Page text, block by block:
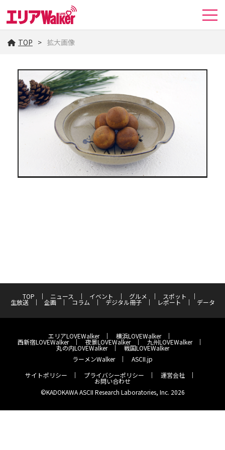
TOP 拡大画像
TOP ニュース イベント グルメ スポット
生放送 企画 コラム デジタル冊子 レポート データ
エリアLOVEWalker 横浜LOVEWalker
西新宿LOVEWalker 夜景LOVEWalker 九州LOVEWalker
丸の内LOVEWalker
戦国LOVEWalker
ラーメンWalker
ASCII.jp
サイトポリシー
プライバシーポリシー 運営会社
お問い合わせ
©KADOKAWA ASCII Research Laboratories, Inc. 2026